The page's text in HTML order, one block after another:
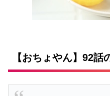
【おちょやん】92話